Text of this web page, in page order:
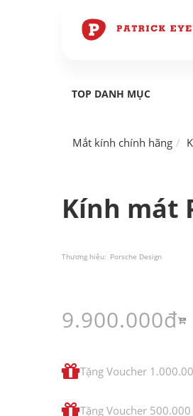
TOP DANH MỤC
Mắt kính chính hãng
Kính mát
Thương hiệu: Porsche Design
9.900.000đ
Tặng Voucher
Tặng Voucher